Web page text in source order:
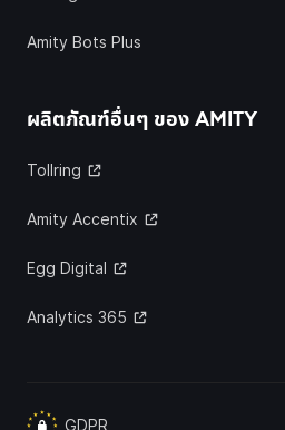
Amity Bots Plus
ผลิตภัณฑ์อื่นๆ ของ AMITY
Tollring
Amity Accentix
Egg Digital
Analytics 365
GDPR